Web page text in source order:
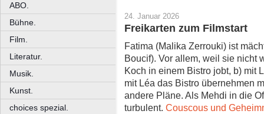
ABO.
Bühne.
Film.
Literatur.
Musik.
Kunst.
choices spezial.
24. Januar 2026
Freikarten zum Filmstart
Fatima (Malika Zerrouki) ist
Boucif). Vor allem, weil sie nicht
Koch in einem Bistro jobt, b) mit
mit Léa das Bistro übernehmen
andere Pläne. Als Mehdi in die
turbulent. Couscous und